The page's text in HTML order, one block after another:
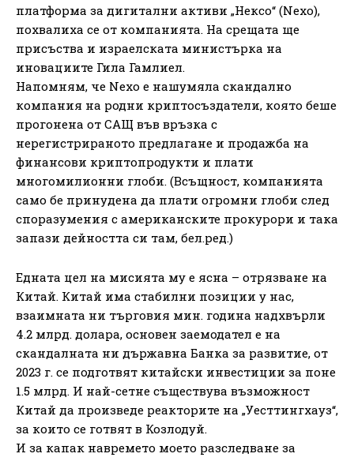
платформа за дигитални активи „Нексо“ (Nexo),
похвалиха се от компанията. На срещата ще
присъства и израелската министърка на
иновациите Гила Гамлиел.
Напомням, че Nexo e нашумяла скандално
компания на родни криптосъздатели, която беше
прогонена от САЩ във връзка с
нерегистрираното предлагане и продажба на
финансови криптопродукти и плати
многомилионни глоби. (Всъщност, компанията
само бе принудена да плати огромни глоби след
споразумения с американските прокурори и така
запази дейността си там, бел.ред.)
Едната цел на мисията му е ясна – отрязване на
Китай. Китай има стабилни позиции у нас,
взаимната ни търговия мин. година надхвърли
4.2 млрд. долара, основен заемодател е на
скандалната ни държавна Банка за развитие, от
2023 г. се подготвят китайски инвестиции за поне
1.5 млрд. И най-сетне съществува възможност
Китай да произведе реакторите на „Уесттингхауз“,
за които се готвят в Козлодуй.
И за капак навремето моето разследване за